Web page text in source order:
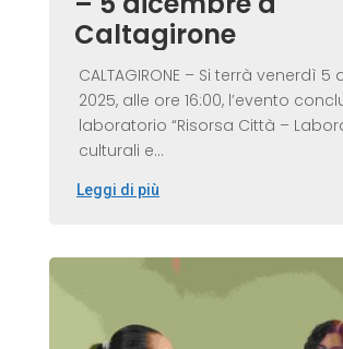
Caltagirone
CALTAGIRONE – Si terrà venerdì
2025, alle ore 16:00, l’evento
laboratorio “Risorsa Città –
culturali e...
Leggi di più